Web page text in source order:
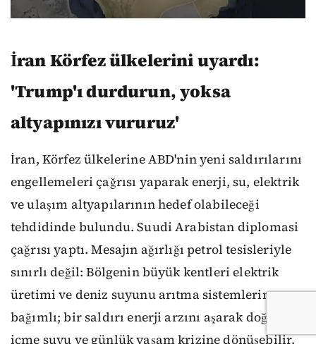
İran Körfez ülkelerini uyardı:
'Trump'ı durdurun, yoksa
altyapınızı vururuz'
İran, Körfez ülkelerine ABD'nin yeni saldırılarını
engellemeleri çağrısı yaparak enerji, su, elektrik
ve ulaşım altyapılarının hedef olabileceği
tehdidinde bulundu. Suudi Arabistan diplomasi
çağrısı yaptı. Mesajın ağırlığı petrol tesisleriyle
sınırlı değil: Bölgenin büyük kentleri elektrik
üretimi ve deniz suyunu arıtma sistemlerine
bağımlı; bir saldırı enerji arzını aşarak doğrudan
içme suyu ve günlük yaşam krizine dönüşebilir.